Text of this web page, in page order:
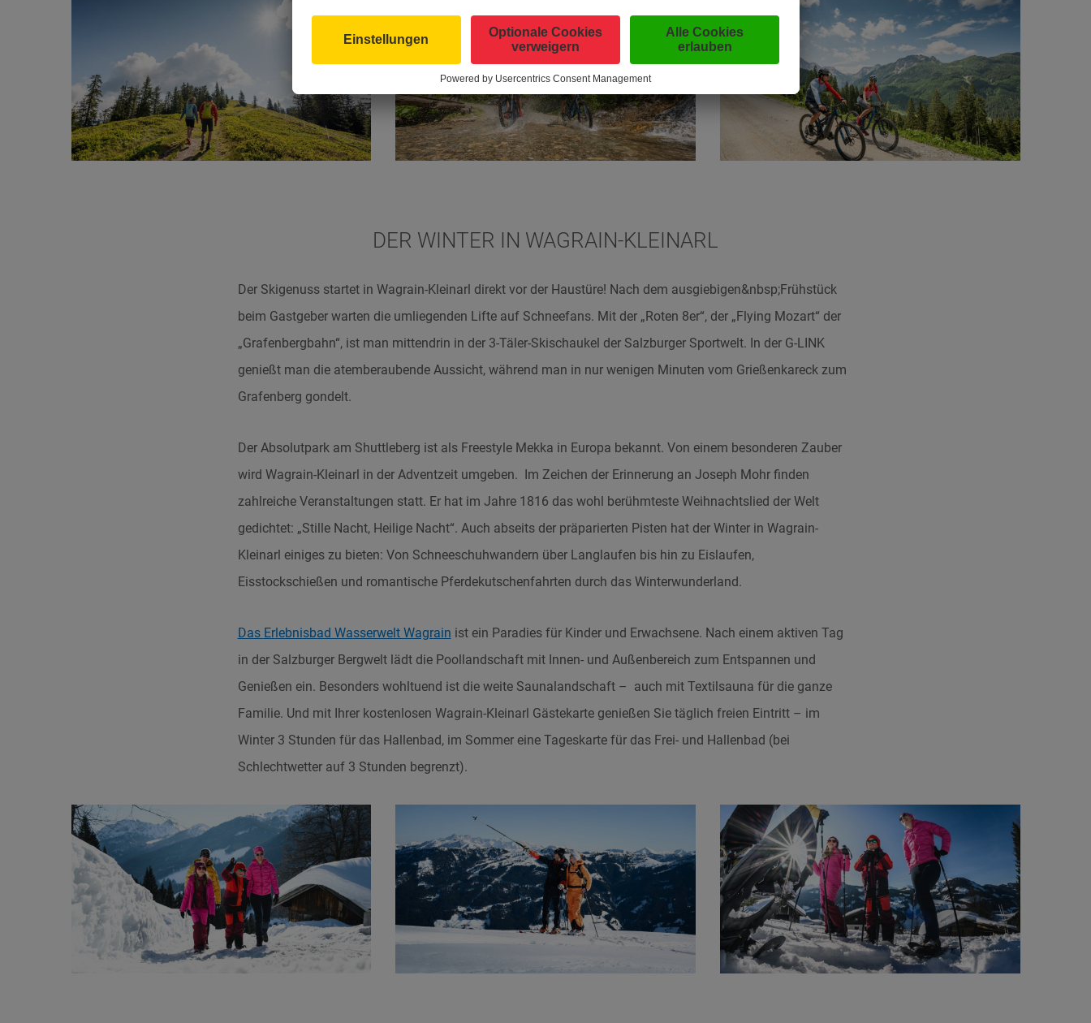
DER WINTER IN WAGRAIN-KLEINARL
Der Skigenuss startet in Wagrain-Kleinarl direkt vor der Haustüre! Nach dem ausgiebigen&nbsp;Frühstück
beim Gastgeber warten die umliegenden Lifte auf Schneefans. Mit der „Roten 8er“, der „Flying Mozart“ der
„Grafenbergbahn“, ist man mittendrin in der 3-Täler-Skischaukel der Salzburger Sportwelt. In der G-LINK
genießt man die atemberaubende Aussicht, während man in nur wenigen Minuten vom Grießenkareck zum
Grafenberg gondelt.
Der Absolutpark am Shuttleberg ist als Freestyle Mekka in Europa bekannt. Von einem besonderen Zauber
wird Wagrain-Kleinarl in der Adventzeit umgeben. Im Zeichen der Erinnerung an Joseph Mohr finden
zahlreiche Veranstaltungen statt. Er hat im Jahre 1816 das wohl berühmteste Weihnachtslied der Welt
gedichtet: „Stille Nacht, Heilige Nacht“. Auch abseits der präparierten Pisten hat der Winter in Wagrain-
Kleinarl einiges zu bieten: Von Schneeschuhwandern über Langlaufen bis hin zu Eislaufen,
Eisstockschießen und romantische Pferdekutschenfahrten durch das Winterwunderland.
Das Erlebnisbad Wasserwelt Wagrain ist ein Paradies für Kinder und Erwachsene. Nach einem aktiven Tag
in der Salzburger Bergwelt lädt die Poollandschaft mit Innen- und Außenbereich zum Entspannen und
Genießen ein. Besonders wohltuend ist die weite Saunalandschaft – auch mit Textilsauna für die ganze
Familie. Und mit Ihrer kostenlosen Wagrain-Kleinarl Gästekarte genießen Sie täglich freien Eintritt – im
Winter 3 Stunden für das Hallenbad, im Sommer eine Tageskarte für das Frei- und Hallenbad (bei
Schlechtwetter auf 3 Stunden begrenzt).